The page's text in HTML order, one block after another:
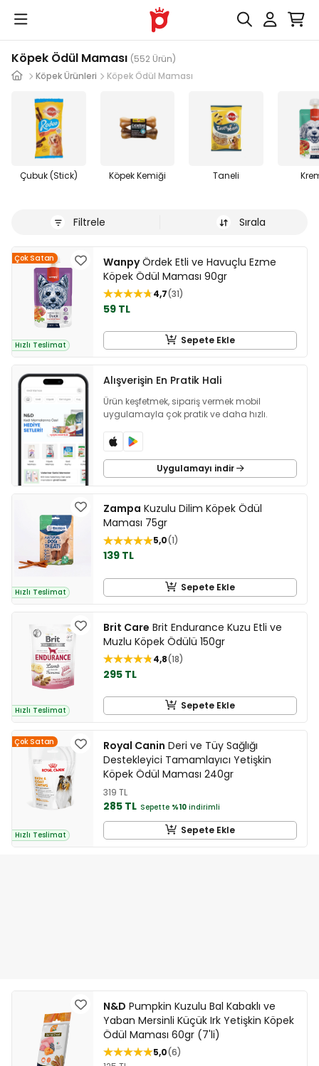
Köpek Ödül Maması (552 Ürün)
Köpek Ürünleri
Köpek Ödül Maması
Çubuk (Stick) Köpek Kemiği Taneli
Filtrele Sırala
Çok Satan
Hızlı Teslimat
WanpyÖrdek Etli ve Havuçlu Ezme
Köpek Ödül Maması 90gr
4,7 31
59 TL
Sepete Ekle
Alışverişin En Pratik Hali
Ürün keşfetmek, sipariş vermek mobil
uygulamayla çok pratik ve daha hızlı.
Uygulamayı indir
Hızlı Teslimat
Zampa Kuzulu Dilim Köpek Ödül
Maması 75gr
5,0 1
139 TL
Sepete Ekle
Hızlı Teslimat
Brit Care Brit Endurance Kuzu Etli ve
Muzlu Köpek Ödülü 150gr
4,8 18
295 TL
Sepete Ekle
Çok Satan
Hızlı Teslimat
Royal Canin Deri ve Tüy Sağlığı
Destekleyici Tamamlayıcı Yetişkin
Köpek Ödül Maması 240gr
319 TL
285 TL Sepette %10 indirimli
Sepete Ekle
N&D Pumpkin Kuzulu Bal Kabaklı ve
Yaban Mersinli Küçük Irk Yetişkin Köpek
Ödül Maması 60gr (7'li)
5,0 6